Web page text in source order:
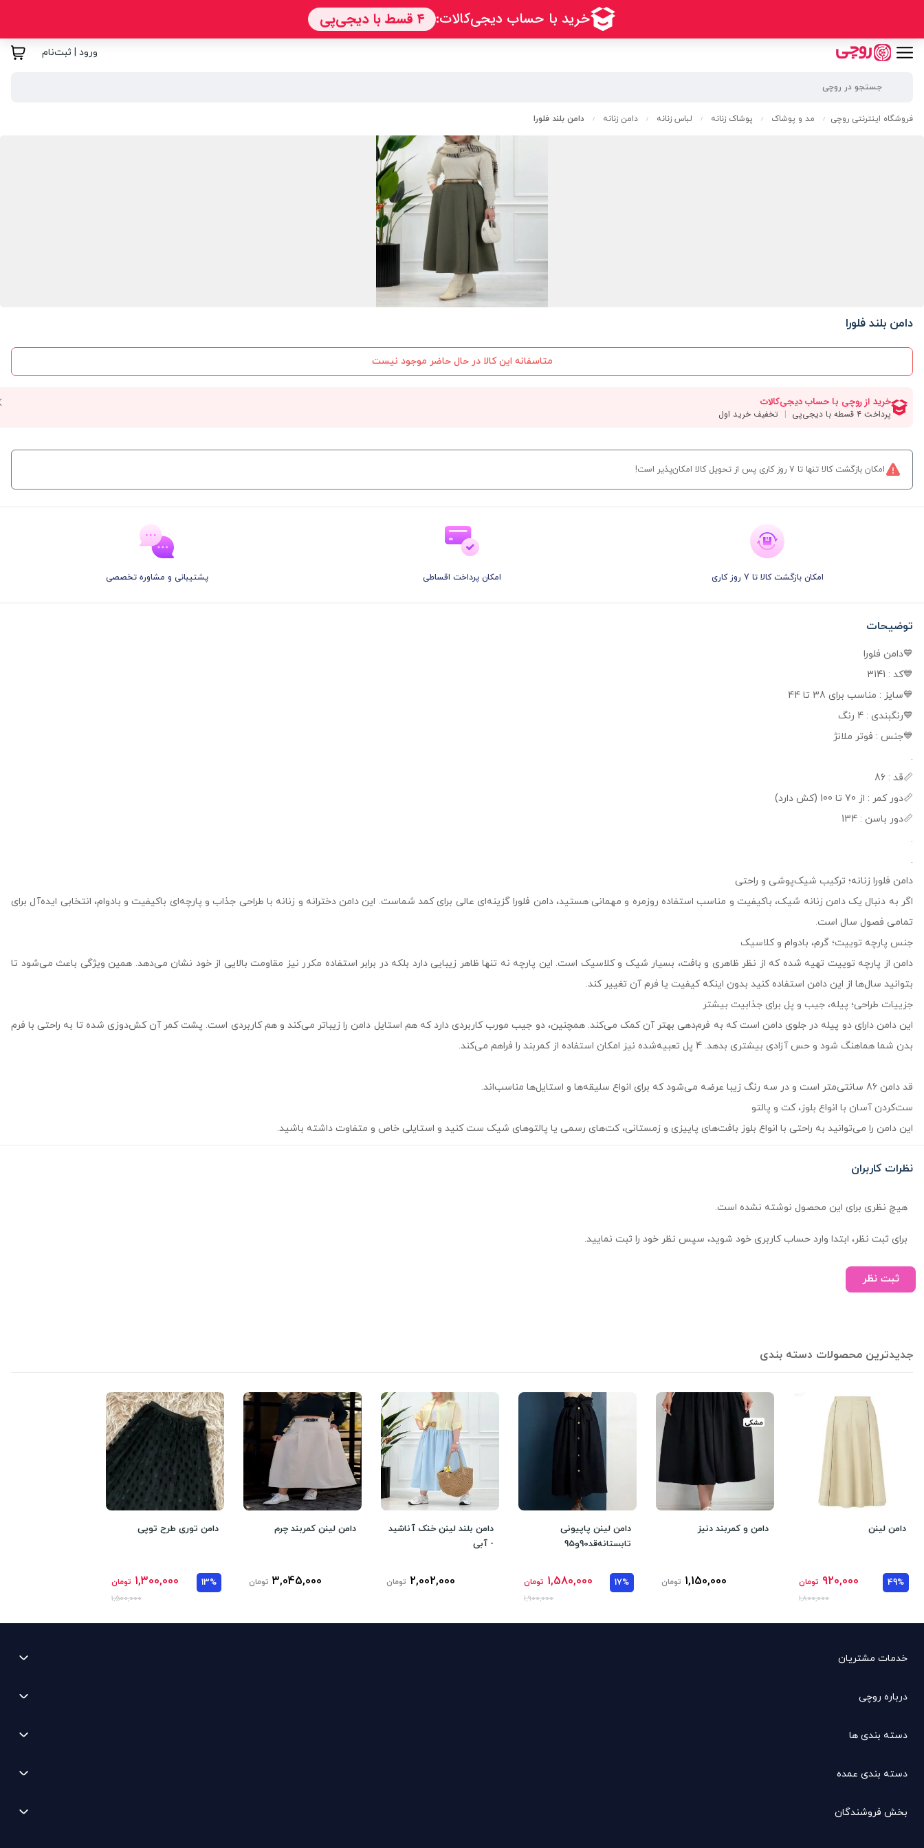
ورود | ثبت‌نام
فروشگاه اینترنتی روچی / مد و پوشاک / پوشاک زنانه / لباس زنانه / دامن زنانه / دامن بلند فلورا
دامن بلند فلورا
متاسفانه این کالا در حال حاضر موجود نیست
امکان بازگشت کالا تنها تا ۷ روز کاری پس از تحویل کالا امکان‌پذیر است!
امکان بازگشت کالا تا 7 روز کاری امکان پرداخت اقساطی پشتیبانی و مشاوره تخصصی
توضیحات
💙دامن فلورا
💙کد : 3141
💙سایز : مناسب برای 38 تا 44
💙رنگبندی : 4 رنگ
💙جنس : فوتر ملانژ
.
📏قد : 86
📏دور کمر : از 70 تا 100 (کش دارد)
📏دور باسن : 134
.
.
دامن فلورا زنانه؛ ترکیب شیک‌پوشی و راحتی
اگر به دنبال یک دامن زنانه شیک، باکیفیت و مناسب استفاده روزمره و مهمانی هستید، دامن فلورا گزینه‌ای عالی برای کمد شماست. این دامن دخترانه و زنانه با طراحی جذاب و پارچه‌ای باکیفیت و بادوام، انتخابی ایده‌آل برای
تمامی فصول سال است.
جنس پارچه توییت؛ گرم، بادوام و کلاسیک
دامن از پارچه توییت تهیه شده که از نظر ظاهری و بافت، بسیار شیک و کلاسیک است. این پارچه نه تنها ظاهر زیبایی دارد بلکه در برابر استفاده مکرر نیز مقاومت بالایی از خود نشان می‌دهد. همین ویژگی باعث می‌شود تا
بتوانید سال‌ها از این دامن استفاده کنید بدون اینکه کیفیت یا فرم آن تغییر کند.
جزییات طراحی؛ پیله، جیب و پل برای جذابیت بیشتر
این دامن دارای دو پیله در جلوی دامن است که به فرم‌دهی بهتر آن کمک می‌کند. همچنین، دو جیب مورب کاربردی دارد که هم استایل دامن را زیباتر می‌کند و هم کاربردی است. پشت کمر آن کش‌دوزی شده تا به راحتی با فرم
بدن شما هماهنگ شود و حس آزادی بیشتری بدهد. 4 پل تعبیه‌شده نیز امکان استفاده از کمربند را فراهم می‌کند.
قد دامن 86 سانتی‌متر است و در سه رنگ زیبا عرضه می‌شود که برای انواع سلیقه‌ها و استایل‌ها مناسب‌اند.
ست‌کردن آسان با انواع بلوز، کت و پالتو
این دامن را می‌توانید به راحتی با انواع بلوز بافت‌های پاییزی و زمستانی، کت‌های رسمی یا پالتوهای شیک ست کنید و استایلی خاص و متفاوت داشته باشید.
نظرات کاربران
هیچ نظری برای این محصول نوشته نشده است.
برای ثبت نظر، ابتدا وارد حساب کاربری خود شوید، سپس نظر خود را ثبت نمایید.
ثبت نظر
جدیدترین محصولات دسته بندی
دامن لینن
49%
920,000 تومان
1,800,000
دامن و کمربند دنیز
1,150,000 تومان
دامن لینن پاپیونی
تابستانه‌قد90و95
17%
1,580,000 تومان
1,900,000
دامن بلند لینن خنک آناشید
- آبی
2,002,000 تومان
دامن لینن کمربند چرم
3,045,000 تومان
دامن توری طرح توپی
13%
1,300,000 تومان
1,500,000
خدمات مشتریان
درباره روچی
دسته بندی ها
دسته بندی عمده
بخش فروشندگان